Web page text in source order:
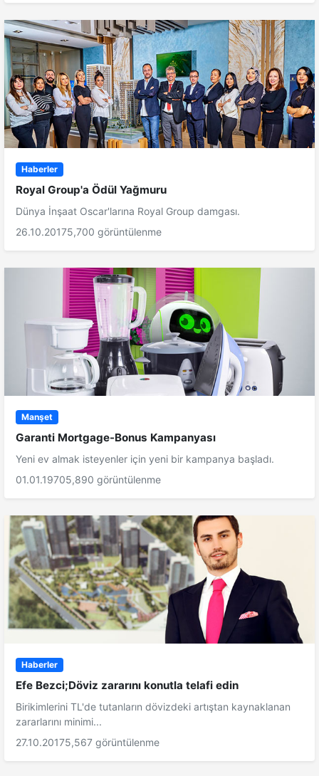
Haberler
Royal Group'a Ödül Yağmuru
Dünya İnşaat Oscar'larına Royal Group damgası.
26.10.20175,700 görüntülenme
Manşet
Garanti Mortgage-Bonus Kampanyası
Yeni ev almak isteyenler için yeni bir kampanya başladı.
01.01.19705,890 görüntülenme
Haberler
Efe Bezci;Döviz zararını konutla telafi edin
Birikimlerini TL'de tutanların dövizdeki artıştan kaynaklanan
zararlarını minimi...
27.10.20175,567 görüntülenme